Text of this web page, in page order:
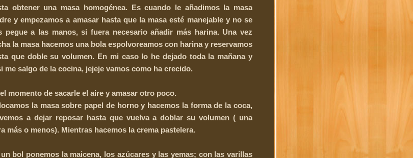
obtener una masa homogénea. Es cuando le añadimos la masa
y empezamos a amasar hasta que la masa esté manejable y no se
pegue a las manos, si fuera necesario añadir más harina. Una vez
la masa hacemos una bola espolvoreamos con harina y reservamos
que doble su volumen. En mi caso lo he dejado toda la mañana y
me salgo de la cocina, jejeje vamos como ha crecido.
momento de sacarle el aire y amasar otro poco.
la masa sobre papel de horno y hacemos la forma de la coca,
a dejar reposar hasta que vuelva a doblar su volumen ( una
más o menos). Mientras hacemos la crema pastelera.
bol ponemos la maicena, los azúcares y las yemas; con las varillas